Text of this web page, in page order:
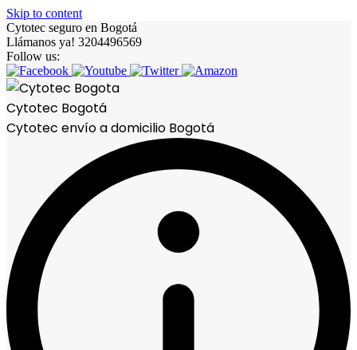
Skip to content
Cytotec seguro en Bogotá
Llámanos ya! 3204496569
Follow us:
Cytotec Bogotá
Cytotec envío a domicilio Bogotá